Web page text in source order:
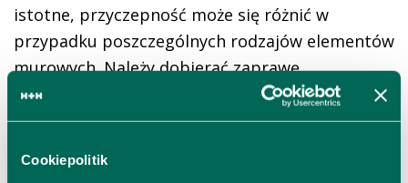
Cookiepolitik
istotne, przyczepność może się różnić w
przypadku poszczególnych rodzajów elementów
murowych. Należy dobierać zaprawę
przeznaczoną do konkretnego materiału
budowlanego. Zaprawa uniwersalna rzadko się